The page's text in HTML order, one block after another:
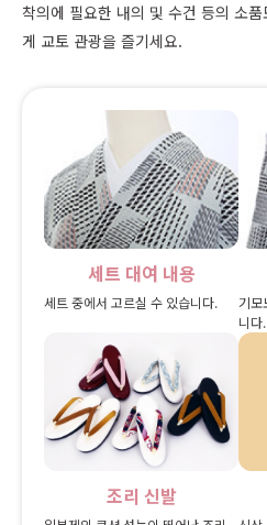
착의에 필요한 내의 및 수건 등의 소
게 교토 관광을 즐기세요.
세트 대여 내용
세트 중에서 고르실 수 있습니다.
기모
니다.
조리 신발